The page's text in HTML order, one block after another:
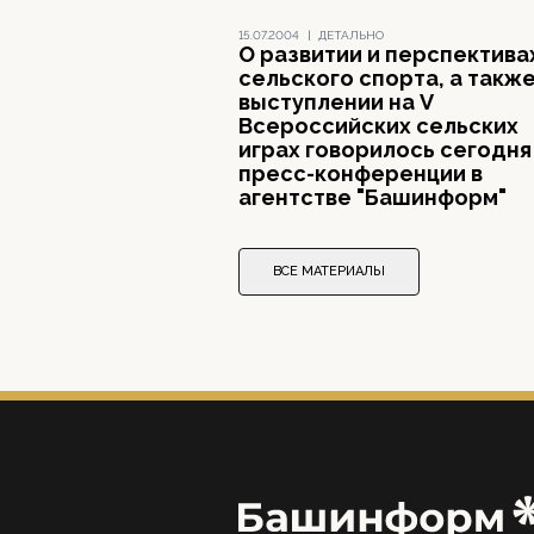
15.07.2004 | ДЕТАЛЬНО
О развитии и
сельского спорта, а
выступлении на V
Всероссийских сельских
играх говорилось
пресс-конференции в
агентстве "Башинформ"
ВСЕ МАТЕРИАЛЫ